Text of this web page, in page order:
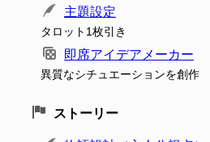
主題設定
タロット1枚引き
即席アイデアメーカー
異質なシチュエーションを創作
ストーリー